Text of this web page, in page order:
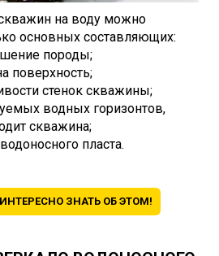
на воду можно
основных составляющих:
породы;
поверхность;
стенок скважины;
водных горизонтов,
скважина;
пласта.
ЗНАТЬ ОБ ЭТОМ!